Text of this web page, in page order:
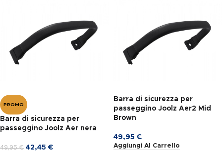
PROMO
Barra di sicurezza per
passeggino Joolz Aer nera
49,95€ 42,45 €
Barra di sicurezza per
passeggino Joolz Aer2 Mid
Brown
49,95 €
Aggiungi Al Carrello